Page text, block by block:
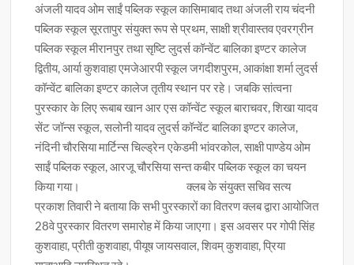
अंजली यादव ओम साईं पब्लिक स्कूल कासिमाबाद तथा अंजली राय चंदनी
पब्लिक स्कूल सूरतापुर संयुक्त रूप से प्रथम, साक्षी श्रीवास्तव एवरग्रीन
पब्लिक स्कूल मीरानपुर तथा सृष्टि लुदर्स कॉन्वेंट बालिका इण्टर कालेज
द्वितीय, आर्या कुशवाहा एमजेआरपी स्कूल जगदीशपुरम, आकांक्षा शर्मा लुदर्स
कॉन्वेंट बालिका इण्टर कालेज तृतीय स्थान पर रहे। जबकि सांत्वना
पुरस्कार के लिए रूबाब खान आर एस कॉन्वेंट स्कूल बाराचवर, शिखा यादव
सेंट जॉन्स स्कूल, सलोनी यादव लुदर्स कॉन्वेंट बालिका इण्टर कालेज,
नंदिनी चौरसिया मार्टिन्स चिल्ड्रेन एकेडमी भांवरकोल, साक्षी पाण्डेय ओम
साईं पब्लिक स्कूल, आरजू चौरसिया सन्त कबीर पब्लिक स्कूल का चयन
किया गया। क्लब के संयुक्त सचिव सत्य
प्रकाश तिवारी ने बताया कि सभी पुरस्कारों का वितरण क्लब द्वारा आयोजित
28वे पुरस्कार वितरण समारोह में किया जाएगा। इस अवसर पर गोपी सिंह
कुशवाहा, प्रीती कुशवाहा, पीयूष जायसवाल, शिवम् कुशवाहा, प्रिया